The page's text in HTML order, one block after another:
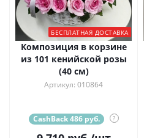
БЕСПЛАТНАЯ ДОСТАВКА
Композиция в корзине
из 101 кенийской розы
(40 см)
Артикул: 010864
CashBack 486 руб. ?